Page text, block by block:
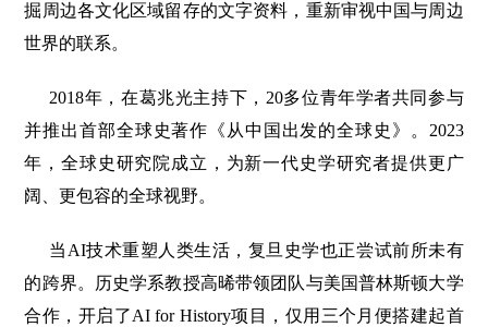
掘周边各文化区域留存的文字资料，重新审视中国与周边
世界的联系。
2018年，在葛兆光主持下，20多位青年学者共同参与
并推出首部全球史著作《从中国出发的全球史》。2023
年，全球史研究院成立，为新一代史学研究者提供更广
阔、更包容的全球视野。
当AI技术重塑人类生活，复旦史学也正尝试前所未有
的跨界。历史学系教授高晞带领团队与美国普林斯顿大学
合作，开启了AI for History项目，仅用三个月便搭建起首